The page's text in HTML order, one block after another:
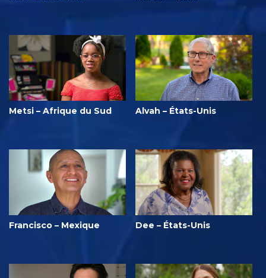
Metsi – Afrique du Sud Alvah – États-Unis
Francisco – Mexique Dee – États-Unis